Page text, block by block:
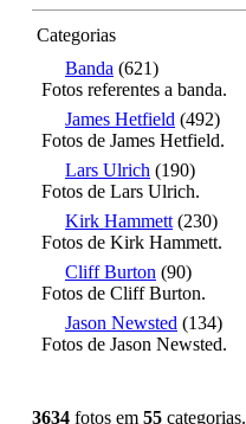
Categorias
Banda (621)
Fotos referentes a banda.
James Hetfield (492)
Fotos de James Hetfield.
Lars Ulrich (190)
Fotos de Lars Ulrich.
Kirk Hammett (230)
Fotos de Kirk Hammett.
Cliff Burton (90)
Fotos de Cliff Burton.
Jason Newsted (134)
Fotos de Jason Newsted.
3634 fotos em 55 categorias.